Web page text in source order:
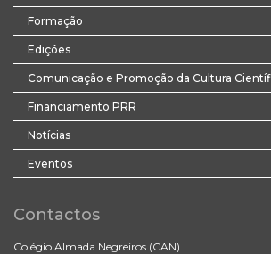
Formação
Edições
Comunicação e Promoção da Cultura
Financiamento PRR
Notícias
Eventos
Contactos
Colégio Almada Negreiros (CAN)